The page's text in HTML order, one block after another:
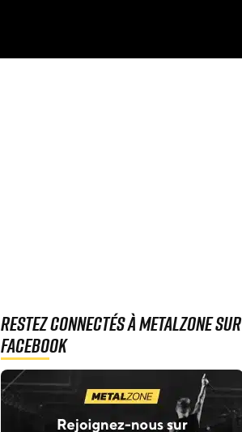
Restez connectés à MetalZone sur
Facebook